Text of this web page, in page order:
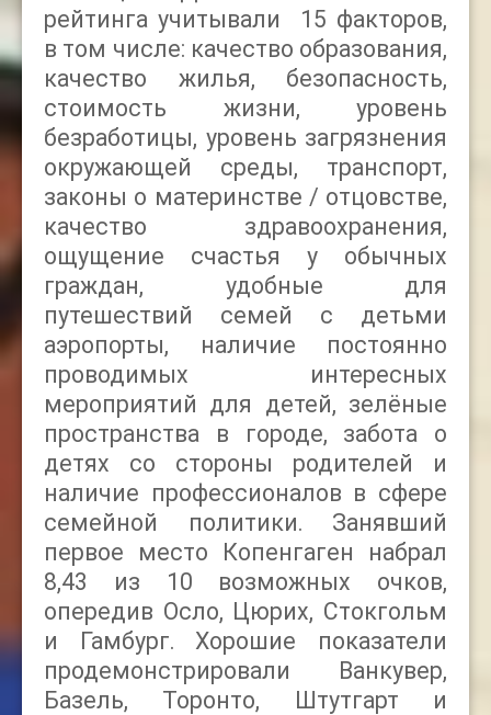
рейтинга учитывали 15 факторов,
в том числе: качество образования,
качество жилья, безопасность,
стоимость жизни, уровень
безработицы, уровень загрязнения
окружающей среды, транспорт,
законы о материнстве / отцовстве,
качество здравоохранения,
ощущение счастья у обычных
граждан, удобные для
путешествий семей с детьми
аэропорты, наличие постоянно
проводимых интересных
мероприятий для детей, зелёные
пространства в городе, забота о
детях со стороны родителей и
наличие профессионалов в сфере
семейной политики.
Занявший
первое место Копенгаген набрал
8,43 из 10 возможных очков,
опередив Осло, Цюрих, Стокгольм
и Гамбург.
Хорошие показатели
продемонстрировали Ванкувер,
Базель, Торонто, Штутгарт и